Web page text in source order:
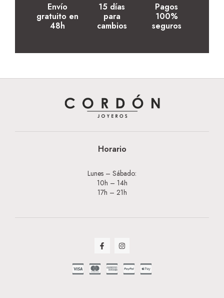
Envío
gratuito en
48h
15 días
para
cambios
Pagos
100%
seguros
Horario
Lunes – Sábado:
10h – 14h
17h – 21h